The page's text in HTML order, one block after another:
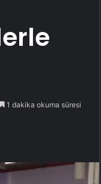
1 dakika okuma süresi